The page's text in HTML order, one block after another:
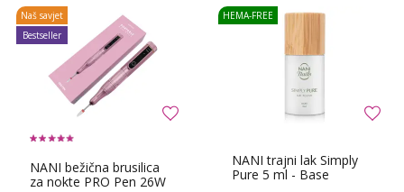
NANI bežična brusilica
za nokte PRO Pen 26W
Naš savjet
Bestseller
NANI trajni lak Simply
Pure 5 ml - Base
HEMA-FREE